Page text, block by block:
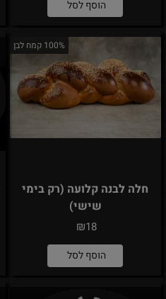
הוסף לסל
100% קמח לבן
חלה לבנה קלועה (רק בימי
שישי)
₪18
הוסף לסל